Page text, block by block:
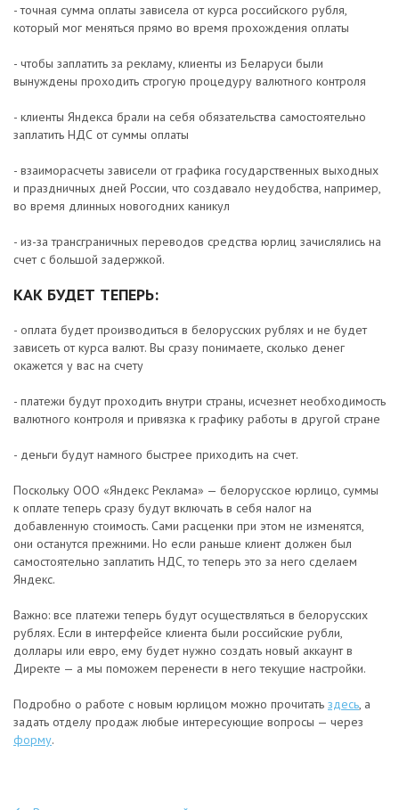
- точная сумма оплаты зависела от курса российского рубля,
который мог меняться прямо во время прохождения оплаты
- чтобы заплатить за рекламу, клиенты из Беларуси были
вынуждены проходить строгую процедуру валютного контроля
- клиенты Яндекса брали на себя обязательства самостоятельно
заплатить НДС от суммы оплаты
- взаиморасчеты зависели от графика государственных выходных
и праздничных дней России, что создавало неудобства, например,
во время длинных новогодних каникул
- из-за трансграничных переводов средства юрлиц зачислялись на
счет с большой задержкой.
КАК БУДЕТ ТЕПЕРЬ:
- оплата будет производиться в белорусских рублях и не будет
зависеть от курса валют. Вы сразу понимаете, сколько денег
окажется у вас на счету
- платежи будут проходить внутри страны, исчезнет необходимость
валютного контроля и привязка к графику работы в другой стране
- деньги будут намного быстрее приходить на счет.
Поскольку ООО «Яндекс Реклама» — белорусское юрлицо, суммы
к оплате теперь сразу будут включать в себя налог на
добавленную стоимость. Сами расценки при этом не изменятся,
они останутся прежними. Но если раньше клиент должен был
самостоятельно заплатить НДС, то теперь это за него сделаем
Яндекс.
Важно: все платежи теперь будут осуществляться в белорусских
рублях. Если в интерфейсе клиента были российские рубли,
доллары или евро, ему будет нужно создать новый аккаунт в
Директе — а мы поможем перенести в него текущие настройки.
Подробно о работе с новым юрлицом можно прочитать здесь, а
задать отделу продаж любые интересующие вопросы — через
форму.